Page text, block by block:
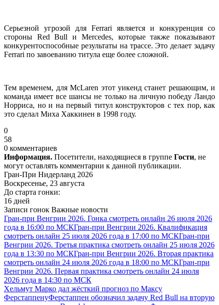
Серьезной угрозой для Ferrari является и конкуренция со
стороны Red Bull и Mercedes, которые также показывают
конкурентоспособные результаты на трассе. Это делает задачу
Ferrari по завоеванию титула еще более сложной.
Тем временем, для McLaren этот уикенд станет решающим, и
команда имеет все шансы не только на личную победу Ландо
Норриса, но и на первый титул конструкторов с тех пор, как
это сделал Миха Хаккинен в 1998 году.
0
58
0 комментариев
Информация. Посетители, находящиеся в группе Гости, не
могут оставлять комментарии к данной публикации.
Гран-При Нидерланд 2026
Воскресенье, 23 августа
До старта гонки:
16 дней
Записи гонок Важные новости
Гран-при Венгрии 2026. Гонка смотреть онлайн 26 июля 2026
года в 16:00 по МСКГран-при Венгрии 2026. Квалификация
смотреть онлайн 25 июля 2026 года в 17:00 по МСКГран-при
Венгрии 2026. Третья практика смотреть онлайн 25 июля 2026
года в 13:30 по МСКГран-при Венгрии 2026. Вторая практика
смотреть онлайн 24 июля 2026 года в 18:00 по МСКГран-при
Венгрии 2026. Первая практика смотреть онлайн 24 июля
2026 года в 14:30 по МСК
Хельмут Марко дал жёсткий прогноз по Максу
ФерстаппенуФерстаппен обозначил задачу Red Bull на вторую